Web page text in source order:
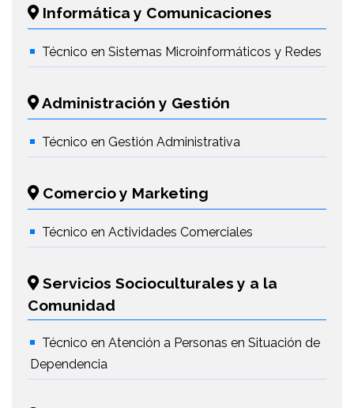
Informática y Comunicaciones
Técnico en Sistemas Microinformáticos y Redes
Administración y Gestión
Técnico en Gestión Administrativa
Comercio y Marketing
Técnico en Actividades Comerciales
Servicios Socioculturales y a la
Comunidad
Técnico en Atención a Personas en Situación de
Dependencia